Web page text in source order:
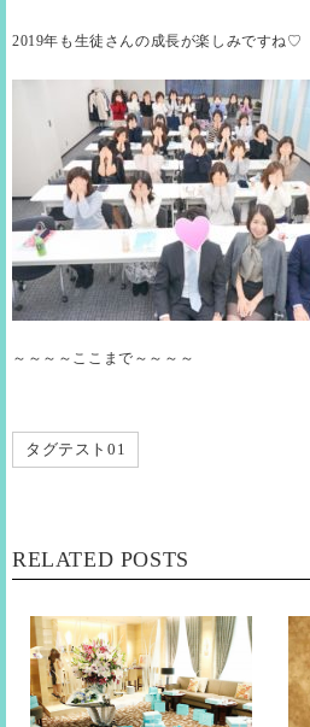
2019年も生徒さんの成長が楽しみですね♡
～～～～ここまで～～～～
タグテスト01
RELATED POSTS